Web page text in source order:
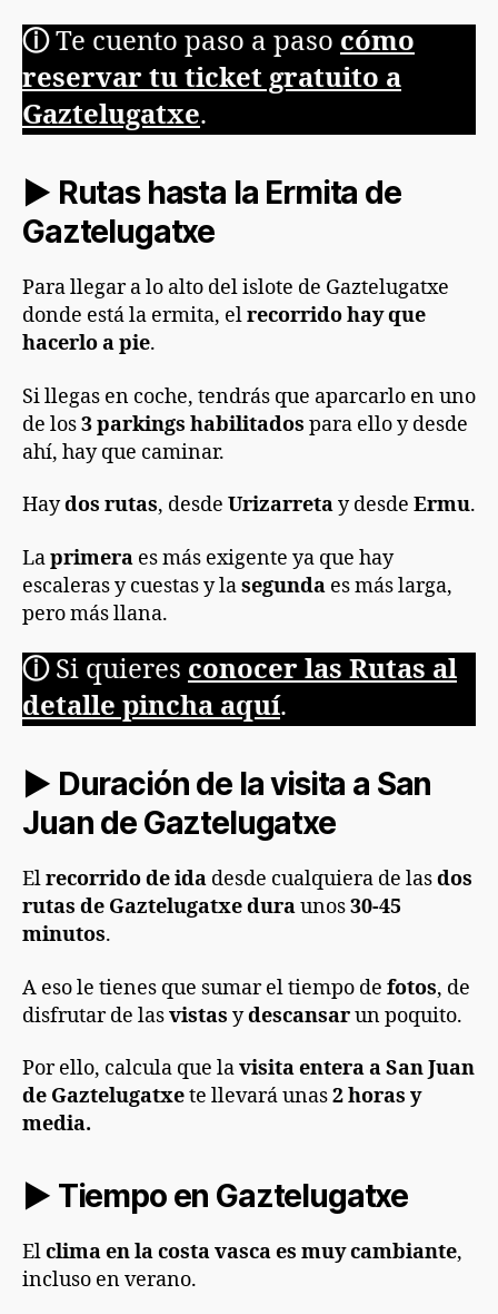
ⓘTe cuento paso a paso cómo
reservar tu ticket gratuito a
Gaztelugatxe.
► Rutas hasta la Ermita de
Gaztelugatxe
Para llegar a lo alto del islote de Gaztelugatxe
donde está la ermita, elrecorrido hay que
hacerlo a pie.
Si llegas en coche, tendrás que aparcarlo en uno
de los3 parkings habilitados para ello y desde
ahí, hay que caminar.
Haydos rutas, desde Urizarretay desde Ermu.
Laprimera es más exigente ya que hay
escaleras y cuestas y lasegunda es más larga,
pero más llana.
ⓘSi quieres conocer las Rutas al
detalle pincha aquí.
► Duración de la visita a San
Juan de Gaztelugatxe
Elrecorrido de ida desde cualquiera de lasdos
rutas de Gaztelugatxe duraunos30-45
minutos.
A eso le tienes que sumar el tiempo de fotos, de
disfrutar de lasvistas ydescansarun poquito.
Por ello, calcula que lavisita enteraa San Juan
de Gaztelugatxete llevará unas2 horas y
media.
► Tiempo en Gaztelugatxe
Elclima en la costa vasca es muy cambiante,
incluso en verano.